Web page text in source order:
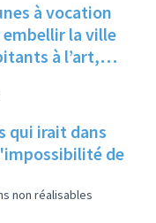
à vocation
la ville
à l’art,
participer et à
organise
qui irait dans
de
non réalisables